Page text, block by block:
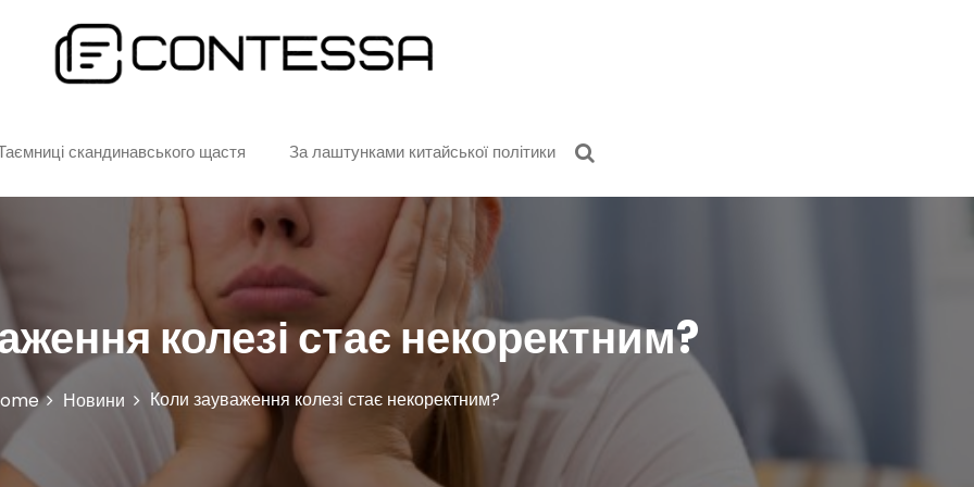
скандинавського щастя За лаштунками китайської політики
колезі стає некоректним?
Новини Коли зауваження колезі стає некоректним?